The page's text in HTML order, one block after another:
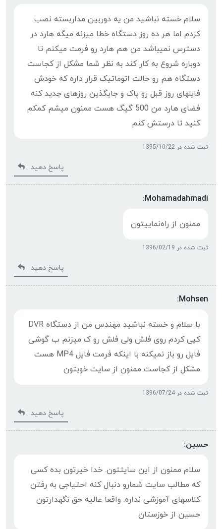
سلام خسته نباشید من یه دوربین مداربسته نصب
کردم اما هر ده روز دستگاه خطا میزنه میگه هارد در
دسترس نمیباشد من هم هارد رو فرمت میکنم تا
دوباره شروع به کار کند به نظر شما مشکل از کجاست
دستگاه هم رو حالت اتوماتیک قرار داره که خودش
فایلهای روز قبل رو پاک و جایگذین روزهای جدید کنه
فضای هارد من 500 گیگ هست ممنون میشم کمکم
کنید تا درستش کنم
ثبت شده در 1395/10/22
پاسخ دهید
Mohamadahmadi:
ممنون از راەنماییتون
ثبت شده در 1396/02/19
پاسخ دهید
Mohsen:
با سلام و خسته نباشید مهندس من از دستگاه DVR
کپی کردم روی فلش ولی فلش رو ک میزنم ب گوشی
فایل رو باز نمیکنه با اینکه فرمت فایل MP4 هست
مشکل از کجاست ممنون از سایت خوبتون
ثبت شده در 1396/07/24
پاسخ دهید
حسین:
سلام ممنون از این سایتتون. خدا خیرتون بده کسی
که مطالب سایت شمارو دنبال کنه احتیاجی به رفتن
کلاسهای آموزشی نداره. واقعا عالیه حق نگهدارتون
حسین از خوزستان